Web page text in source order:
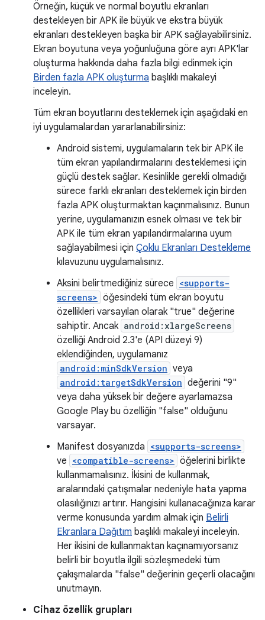
Örneğin, küçük ve normal boyutlu ekranları
destekleyen bir APK ile büyük ve ekstra büyük
ekranları destekleyen başka bir APK sağlayabilirsiniz.
Ekran boyutuna veya yoğunluğuna göre ayrı APK'lar
oluşturma hakkında daha fazla bilgi edinmek için
Birden fazla APK oluşturma başlıklı makaleyi
inceleyin.
Tüm ekran boyutlarını desteklemek için aşağıdaki en
iyi uygulamalardan yararlanabilirsiniz:
Android sistemi, uygulamaların tek bir APK ile
tüm ekran yapılandırmalarını desteklemesi için
güçlü destek sağlar. Kesinlikle gerekli olmadığı
sürece farklı ekranları desteklemek için birden
fazla APK oluşturmaktan kaçınmalısınız. Bunun
yerine, uygulamanızın esnek olması ve tek bir
APK ile tüm ekran yapılandırmalarına uyum
sağlayabilmesi için Çoklu Ekranları Destekleme
kılavuzunu uygulamalısınız.
Aksini belirtmediğiniz sürece <supports-
screens> öğesindeki tüm ekran boyutu
özellikleri varsayılan olarak "true" değerine
sahiptir. Ancak android:xlargeScreens
özelliği Android 2.3'e (API düzeyi 9)
eklendiğinden, uygulamanız
android:minSdkVersion veya
android:targetSdkVersion değerini "9"
veya daha yüksek bir değere ayarlamazsa
Google Play bu özelliğin "false" olduğunu
varsayar.
Manifest dosyanızda <supports-screens>
ve <compatible-screens> öğelerini birlikte
kullanmamalısınız. İkisini de kullanmak,
aralarındaki çatışmalar nedeniyle hata yapma
olasılığınızı artırır. Hangisini kullanacağınıza karar
verme konusunda yardım almak için Belirli
Ekranlara Dağıtım başlıklı makaleyi inceleyin.
Her ikisini de kullanmaktan kaçınamıyorsanız
belirli bir boyutla ilgili sözleşmedeki tüm
çakışmalarda "false" değerinin geçerli olacağını
unutmayın.
Cihaz özellik grupları